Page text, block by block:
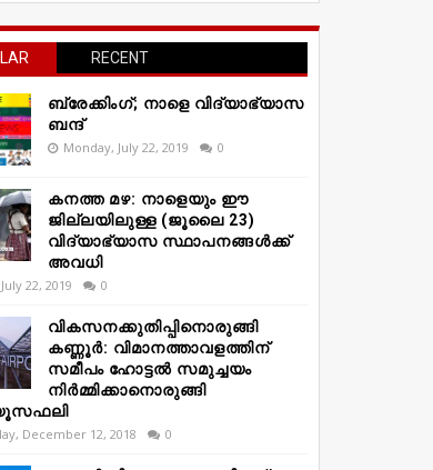
RECENT
ബ്രേക്കിംഗ്; നാളെ വിദ്യാഭ്യാസ
ബന്ദ്
Monday, July 22, 2019 0
കനത്ത മഴ: നാളെയും ഈ
ജില്ലയിലുള്ള (ജൂലൈ 23)
വിദ്യാഭ്യാസ സ്ഥാപനങ്ങൾക്ക്
അവധി
22, 2019 0
വികസനക്കുതിപ്പിനൊരുങ്ങി
കണ്ണൂർ: വിമാനത്താവളത്തിന്
സമീപം ഹോട്ടൽ സമുച്ചയം
നിർമ്മിക്കാനൊരുങ്ങി
December 12, 2018 0